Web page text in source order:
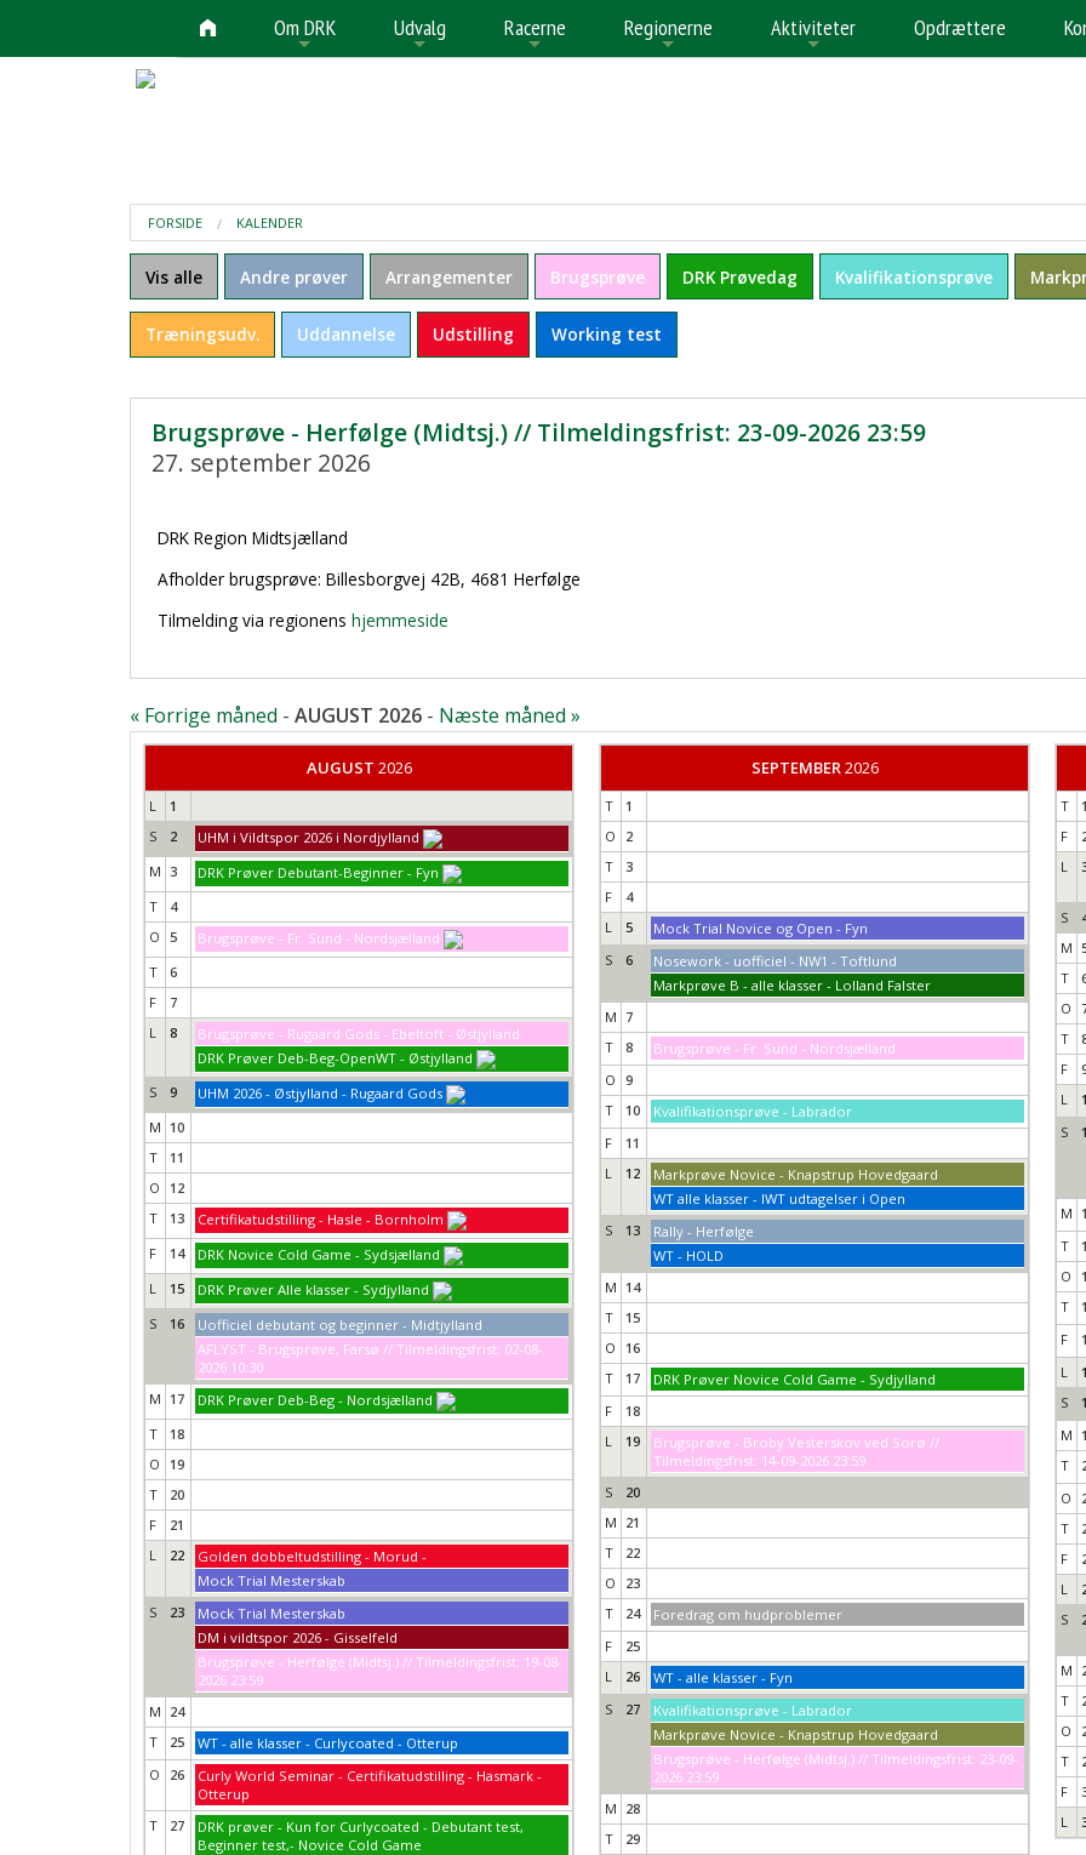
Om DRK Udvalg Racerne Regionerne Aktiviteter Opdrættere
FORSIDE KALENDER
Vis alle Andre prøver Arrangementer Brugsprøve DRK Prøvedag Kvalifikationsprøve
Træningsudv. Uddannelse Udstilling Working test
Brugsprøve - Herfølge (Midtsj.) // Tilmeldingsfrist: 23-09-2026 23:59
27. september 2026
DRK Region Midtsjælland
Afholder brugsprøve: Billesborgvej 42B, 4681 Herfølge
Tilmelding via regionens hjemmeside
« Forrige måned - AUGUST 2026 - Næste måned »
AUGUST 2026
L
1
S
2
UHM i Vildtspor 2026 i Nordjylland
M 3
DRK Prøver Debutant-Beginner - Fyn
T
4
O
5
Brugsprøve - Fr. Sund - Nordsjælland
T
6
F
7
L
8
Brugsprøve - Rugaard Gods - Ebeltoft - Østjylland
DRK Prøver Deb-Beg-OpenWT - Østjylland
S
9
UHM 2026 - Østjylland - Rugaard Gods
M 10
T
11
O
12
T
13
Certifikatudstilling - Hasle - Bornholm
F
14
DRK Novice Cold Game - Sydsjælland
L
15
DRK Prøver Alle klasser - Sydjylland
S
16
Uofficiel debutant og beginner - Midtjylland
AFLYST - Brugsprøve, Farsø // Tilmeldingsfrist: 02-08-
2026 10:30
M 17
DRK Prøver Deb-Beg - Nordsjælland
T
18
O
19
T
20
F
21
L
22
Golden dobbeltudstilling - Morud -
Mock Trial Mesterskab
S
23
Mock Trial Mesterskab
DM i vildtspor 2026 - Gisselfeld
Brugsprøve - Herfølge (Midtsj.) // Tilmeldingsfrist: 19-08-
2026 23:59
M 24
T
25
WT - alle klasser - Curlycoated - Otterup
O
26
Curly World Seminar - Certifikatudstilling - Hasmark -
Otterup
T
27
DRK prøver - Kun for Curlycoated - Debutant test,
Beginner test,- Novice Cold Game
SEPTEMBER 2026
T
1
O
2
T
3
F
4
L
5
Mock Trial Novice og Open - Fyn
S
6
Nosework - uofficiel - NW1 - Toftlund
Markprøve B - alle klasser - Lolland Falster
M 7
T
8
Brugsprøve - Fr. Sund - Nordsjælland
O 9
T
10
Kvalifikationsprøve - Labrador
F
11
L
12
Markprøve Novice - Knapstrup Hovedgaard
WT alle klasser - IWT udtagelser i Open
S
13
Rally - Herfølge
WT - HOLD
M 14
T
15
O
16
T
17
DRK Prøver Novice Cold Game - Sydjylland
F
18
L
19
Brugsprøve - Broby Vesterskov ved Sorø //
Tilmeldingsfrist: 14-09-2026 23:59
S
20
M 21
T
22
O
23
T
24
Foredrag om hudproblemer
F
25
L
26
WT - alle klasser - Fyn
S
27
Kvalifikationsprøve - Labrador
Markprøve Novice - Knapstrup Hovedgaard
Brugsprøve - Herfølge (Midtsj.) // Tilmeldingsfrist: 23-09-
2026 23:59
M 28
T
29
T
1
F
L
S
M
T
O
T
F
L
S
M
T
O
T
F
L
S
M
T
O
T
F
L
S
M
T
O
T
F
L